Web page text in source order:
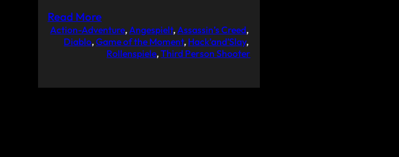
Read More
Action-Adventure, Angespielt, Assassin’s Creed
Diablo, Game of the Moment, Hack’and’Slay
Rollenspiele, Third Person Shooter